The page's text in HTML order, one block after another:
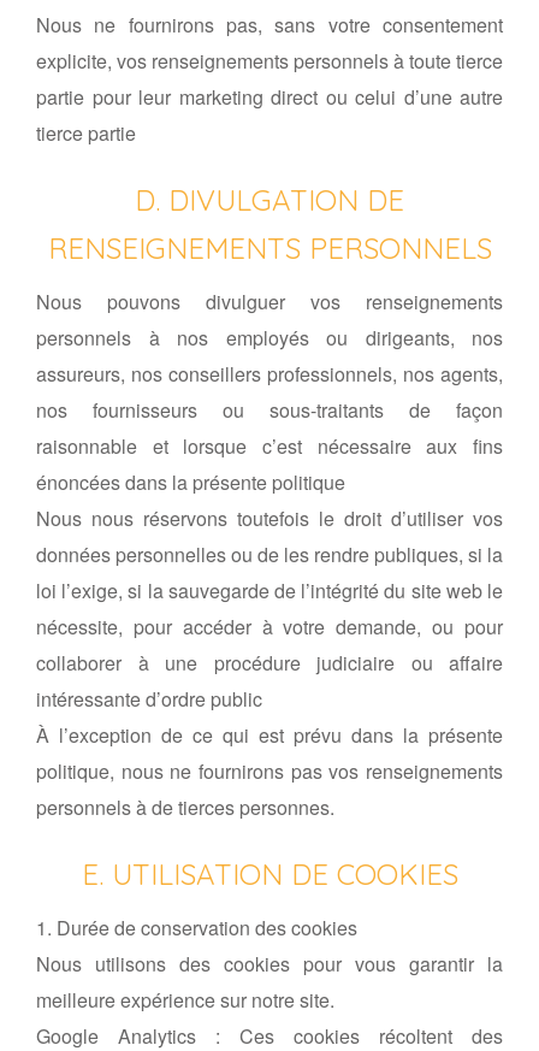
Nous ne fournirons pas, sans votre consentement
explicite, vos renseignements personnels à toute tierce
partie pour leur marketing direct ou celui d’une autre
tierce partie
D. DIVULGATION DE
RENSEIGNEMENTS PERSONNELS
Nous pouvons divulguer vos renseignements
personnels à nos employés ou dirigeants, nos
assureurs, nos conseillers professionnels, nos agents,
nos fournisseurs ou sous-traitants de façon
raisonnable et lorsque c’est nécessaire aux fins
énoncées dans la présente politique
Nous nous réservons toutefois le droit d’utiliser vos
données personnelles ou de les rendre publiques, si la
loi l’exige, si la sauvegarde de l’intégrité du site web le
nécessite, pour accéder à votre demande, ou pour
collaborer à une procédure judiciaire ou affaire
intéressante d’ordre public
À l’exception de ce qui est prévu dans la présente
politique, nous ne fournirons pas vos renseignements
personnels à de tierces personnes.
E. UTILISATION DE COOKIES
1. Durée de conservation des cookies
Nous utilisons des cookies pour vous garantir la
meilleure expérience sur notre site.
Google Analytics : Ces cookies récoltent des